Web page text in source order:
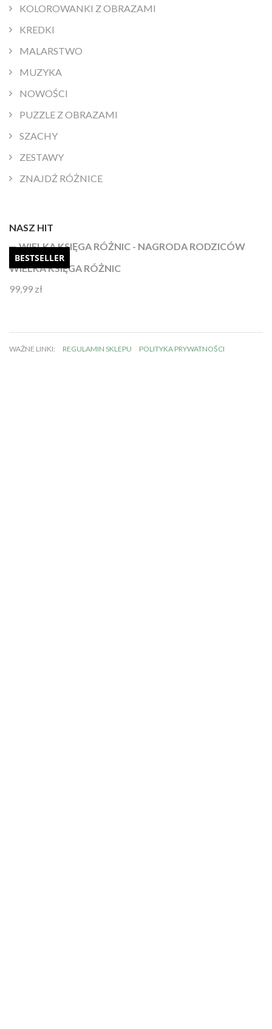
KOLOROWANKI Z OBRAZAMI
KREDKI
MALARSTWO
MUZYKA
NOWOŚCI
PUZZLE Z OBRAZAMI
SZACHY
ZESTAWY
ZNAJDŹ RÓŻNICE
NASZ HIT
BESTSELLER
WIELKA KSIĘGA RÓŻNIC
Oceniono
99,99 zł
WAŻNE LINKI: REGULAMIN SKLEPU POLITYKA PRYWATNOŚCI